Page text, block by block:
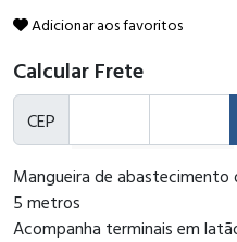
Adicionar aos favoritos
Calcular Frete
CEP
Mangueira de abastecimento
5 metros
Acompanha terminais em